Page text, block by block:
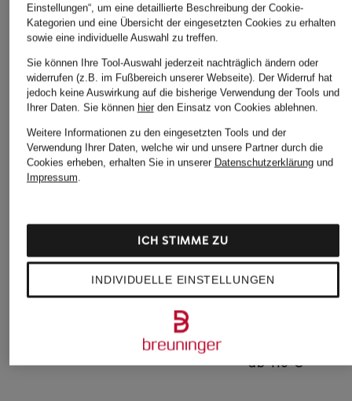
PROFUOMO
PROFUOMO
Hemd Slim Fit
89,95 €
GANT
ab 110 €
Einstellungen“, um eine detaillierte Beschreibung der Cookie-
Kategorien und eine Übersicht der eingesetzten Cookies zu erhalten
sowie eine individuelle Auswahl zu treffen.
Sie können Ihre Tool-Auswahl jederzeit nachträglich ändern oder
widerrufen (z.B. im Fußbereich unserer Webseite). Der Widerruf hat
jedoch keine Auswirkung auf die bisherige Verwendung der Tools und
Ihrer Daten. Sie können hierden Einsatz von Cookies ablehnen.
Weitere Informationen zu den eingesetzten Tools und der
Verwendung Ihrer Daten, welche wir und unsere Partner durch die
Cookies erheben, erhalten Sie in unserer Datenschutzerklärungund
Impressum.
INDIVIDUELLE EINSTELLUNGEN
ICH STIMME ZU